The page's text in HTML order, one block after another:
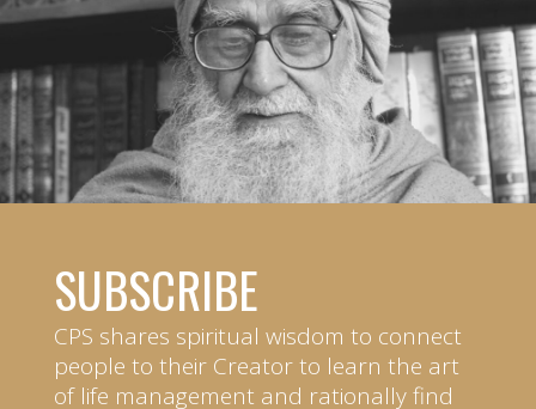
SUBSCRIBE
CPS shares spiritual wisdom to connect
people to their Creator to learn the art
of life management and rationally find